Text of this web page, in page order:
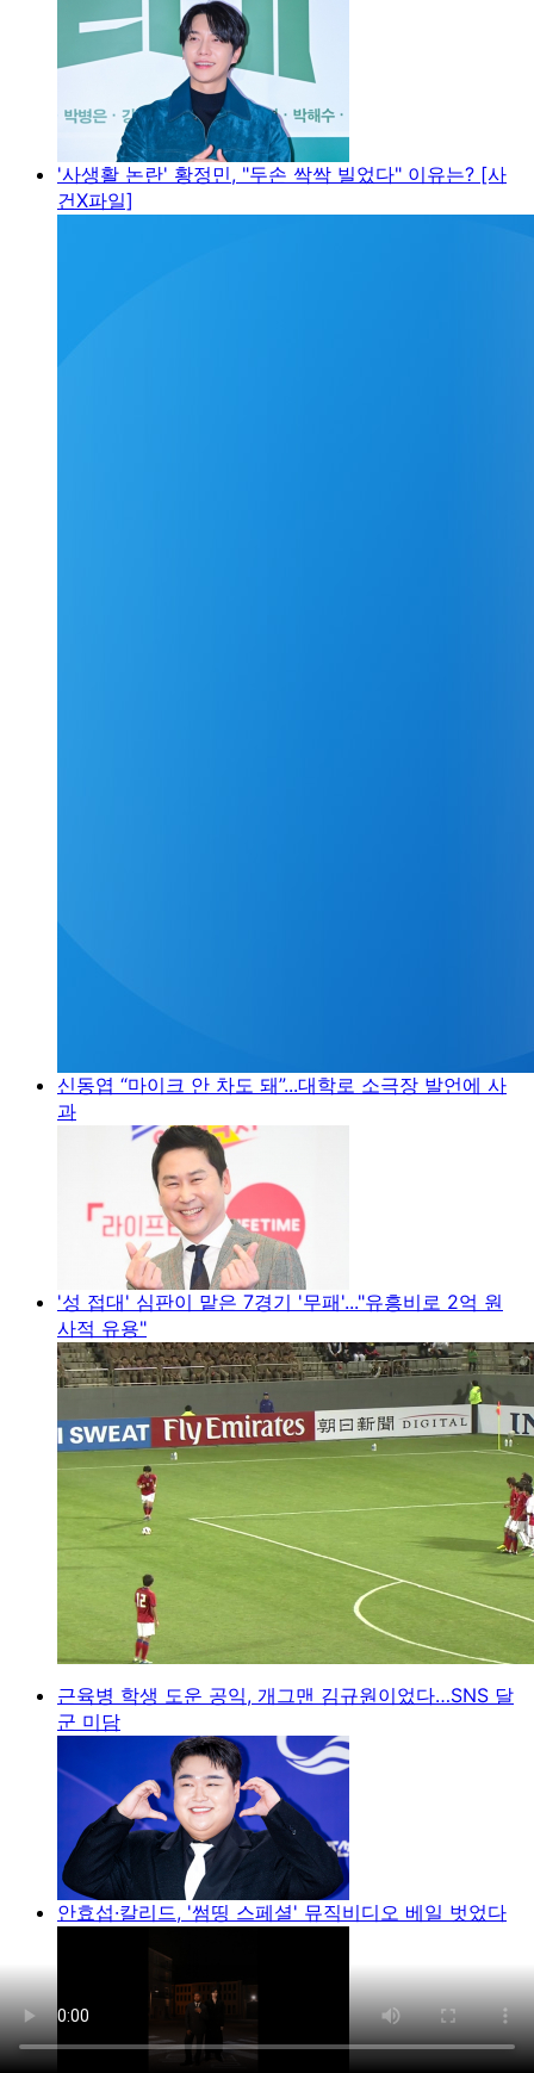
'사생활 논란' 황정민, "두손 싹싹 빌었다" 이유는? [사
건X파일]
신동엽 “마이크 안 차도 돼”...대학로 소극장 발언에 사
과
'성 접대' 심판이 맡은 7경기 '무패'..."유흥비로 2억 원
사적 유용"
근육병 학생 도운 공익, 개그맨 김규원이었다…SNS 달
군 미담
안효섭·칼리드, '썸띵 스페셜' 뮤직비디오 베일 벗었다